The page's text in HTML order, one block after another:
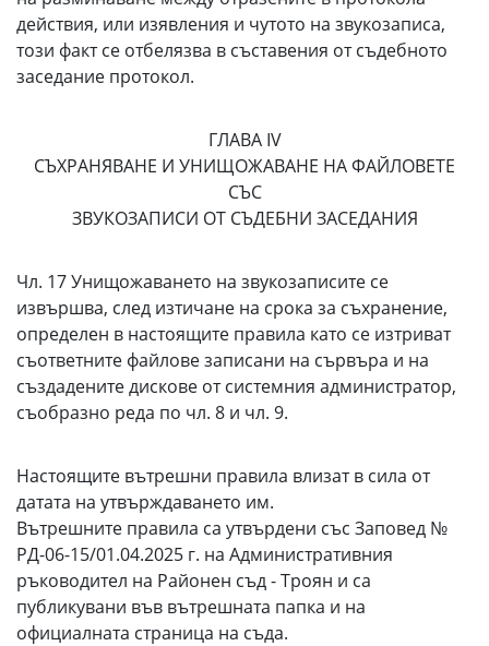
действия, или изявления и чутото на звукозаписа,
този факт се отбелязва в съставения от съдебното
заседание протокол.
ГЛАВА IV
СЪХРАНЯВАНЕ И УНИЩОЖАВАНЕ НА ФАЙЛОВЕТЕ
СЪС
ЗВУКОЗАПИСИ ОТ СЪДЕБНИ ЗАСЕДАНИЯ
Чл. 17 Унищожаването на звукозаписите се
извършва, след изтичане на срока за съхранение,
определен в настоящите правила като се изтриват
съответните файлове записани на сървъра и на
създадените дискове от системния администратор,
съобразно реда по чл. 8 и чл. 9.
Настоящите вътрешни правила влизат в сила от
датата на утвърждаването им.
Вътрешните правила са утвърдени със Заповед №
РД-06-15/01.04.2025 г. на Административния
ръководител на Районен съд - Троян и са
публикувани във вътрешната папка и на
официалната страница на съда.